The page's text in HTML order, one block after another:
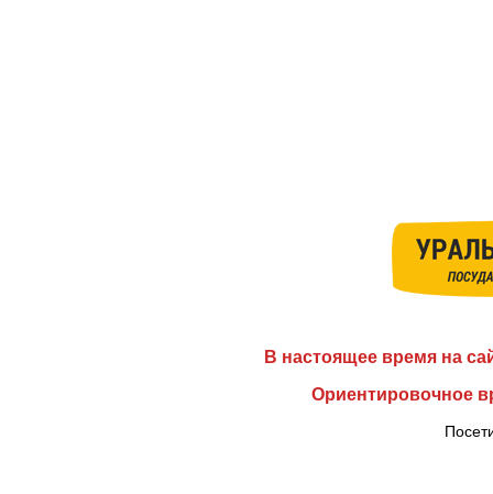
В настоящее время на
Ориентировочное